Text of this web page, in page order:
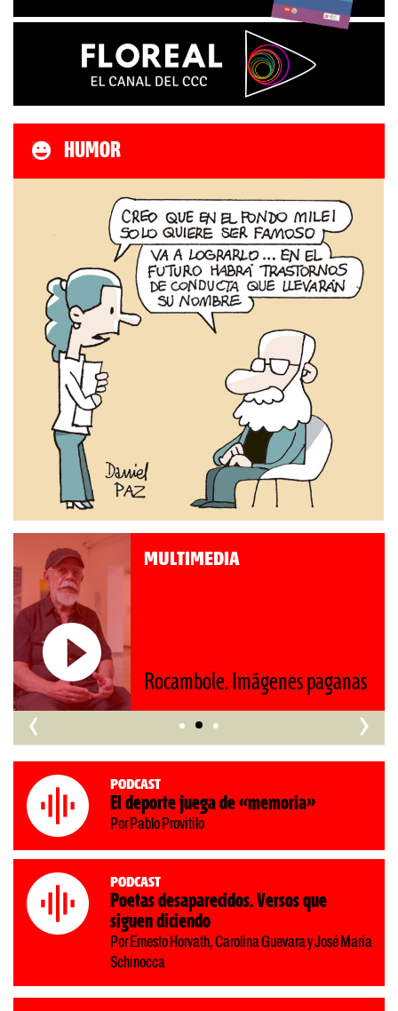
HUMOR
paganas
MULTIMEDIA
nos retrocede al siglo
‹ ›
Podcast
El deporte juega de «memoria»
Por Pablo Provitilo
Podcast
Poetas desaparecidos. Versos que
siguen diciendo
Por Ernesto Horvath, Carolina Guevara y José María
Schinocca